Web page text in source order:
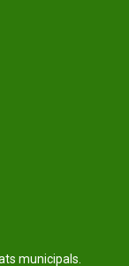
municipals.